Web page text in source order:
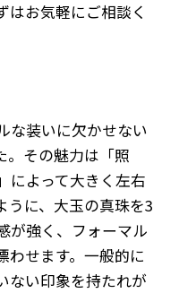
はお気軽にご相談く
な装いに欠かせない
。その魅力は「照
によって大きく左右
うに、大玉の真珠を3
が強く、フォーマル
わせます。一般的に
ない印象を持たれが